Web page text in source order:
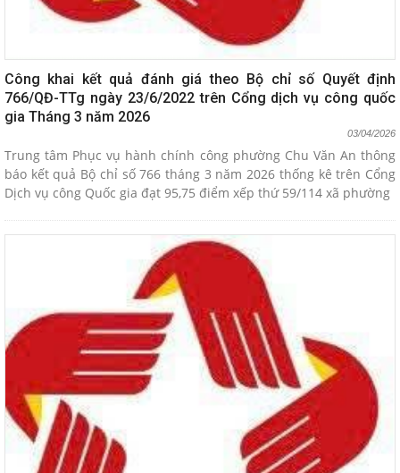
Công khai kết quả đánh giá theo Bộ chỉ số Quyết định
766/QĐ-TTg ngày 23/6/2022 trên Cổng dịch vụ công quốc
gia Tháng 3 năm 2026
03/04/2026
Trung tâm Phục vụ hành chính công phường Chu Văn An thông
báo kết quả Bộ chỉ số 766 tháng 3 năm 2026 thống kê trên Cổng
Dịch vụ công Quốc gia đạt 95,75 điểm xếp thứ 59/114 xã phường